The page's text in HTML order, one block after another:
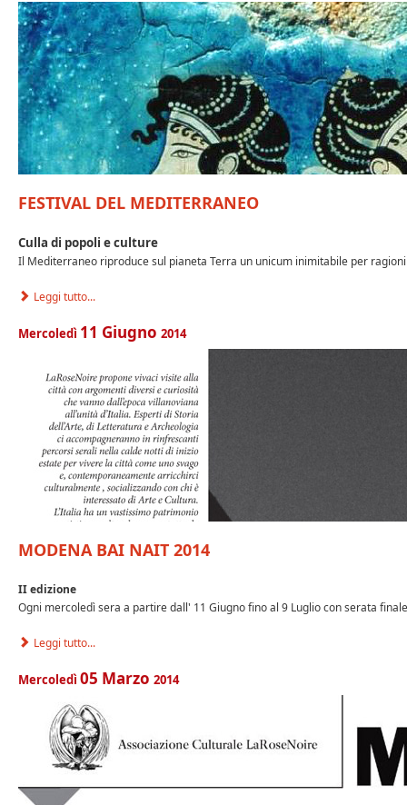
FESTIVAL DEL MEDITERRANEO
Culla di popoli e culture
Il Mediterraneo riproduce sul pianeta Terra un unicum inimitabile per
Leggi tutto...
Mercoledì 11 Giugno 2014
MODENA BAI NAIT 2014
II edizione
Ogni mercoledì sera a partire dall' 11 Giugno fino al 9 Luglio con serata
Leggi tutto...
Mercoledì 05 Marzo 2014